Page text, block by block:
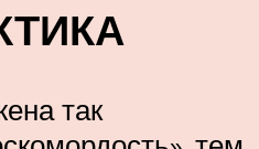
так